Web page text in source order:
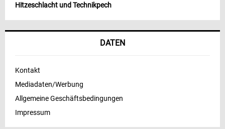
Hitzeschlacht und Technikpech
DATEN
Kontakt
Mediadaten/Werbung
Allgemeine Geschäftsbedingungen
Impressum